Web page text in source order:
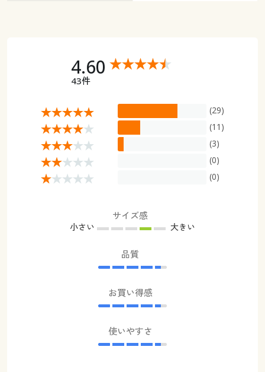
4.60
43件
(29)
(11)
(3)
(0)
(0)
サイズ感
小さい 大きい
品質
お買い得感
使いやすさ